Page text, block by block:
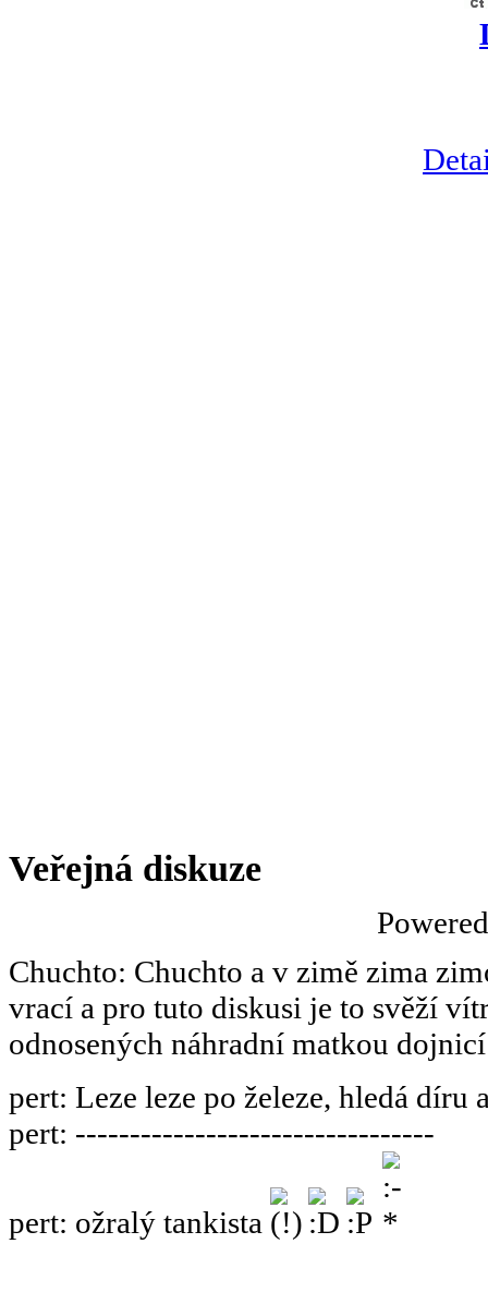
Veřejná diskuze
Chuchto: Chuchto a v zimě zima
vrací a pro tuto diskusi je to svěží
odnosených náhradní matkou
pert: Leze leze po železe, hledá díru
pert: ---------------------------------
pert: ožralý tankista